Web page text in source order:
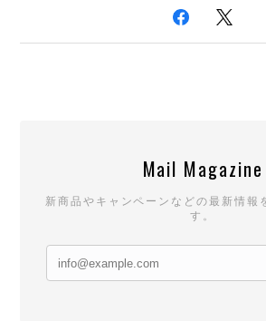
Mail Magazine
新商品やキャンペーンなどの最新情報
す。